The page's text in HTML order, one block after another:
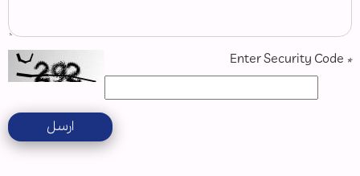
*
ارسل